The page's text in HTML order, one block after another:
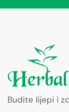
Budite lijepi i